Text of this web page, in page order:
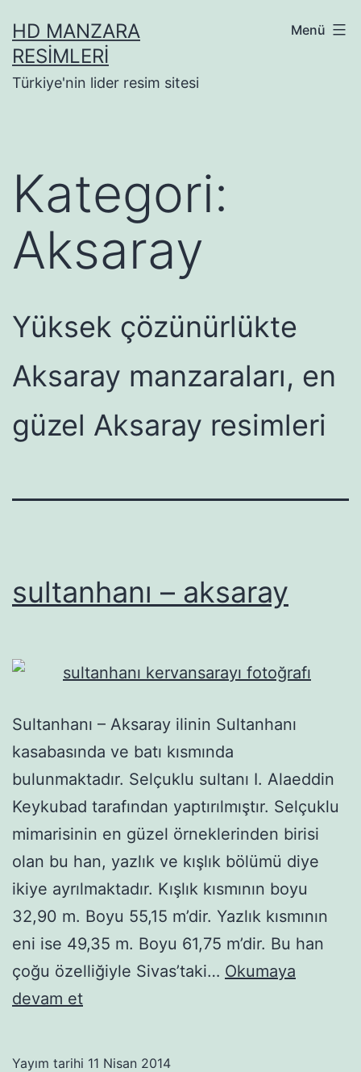
geçHD MANZARA
RESIMLERI
Türkiye'nin lider resim sitesi
Menü
Kategori:
Aksaray
Yüksek çözünürlükte
Aksaray manzaraları, en
güzel Aksaray resimleri
sultanhanı – aksaray
Sultanhanı – Aksaray ilinin Sultanhanı
kasabasında ve batı kısmında
bulunmaktadır. Selçuklu sultanı I. Alaeddin
Keykubad tarafından yaptırılmıştır. Selçuklu
mimarisinin en güzel örneklerinden birisi
olan bu han, yazlık ve kışlık bölümü diye
ikiye ayrılmaktadır. Kışlık kısmının boyu
32,90 m. Boyu 55,15 m’dir. Yazlık kısmının
eni ise 49,35 m. Boyu 61,75 m’dir. Bu han
çoğu özelliğiyle Sivas’taki… Okumaya
devam etsultanhanı
Yayım tarihi 11 Nisan 2014